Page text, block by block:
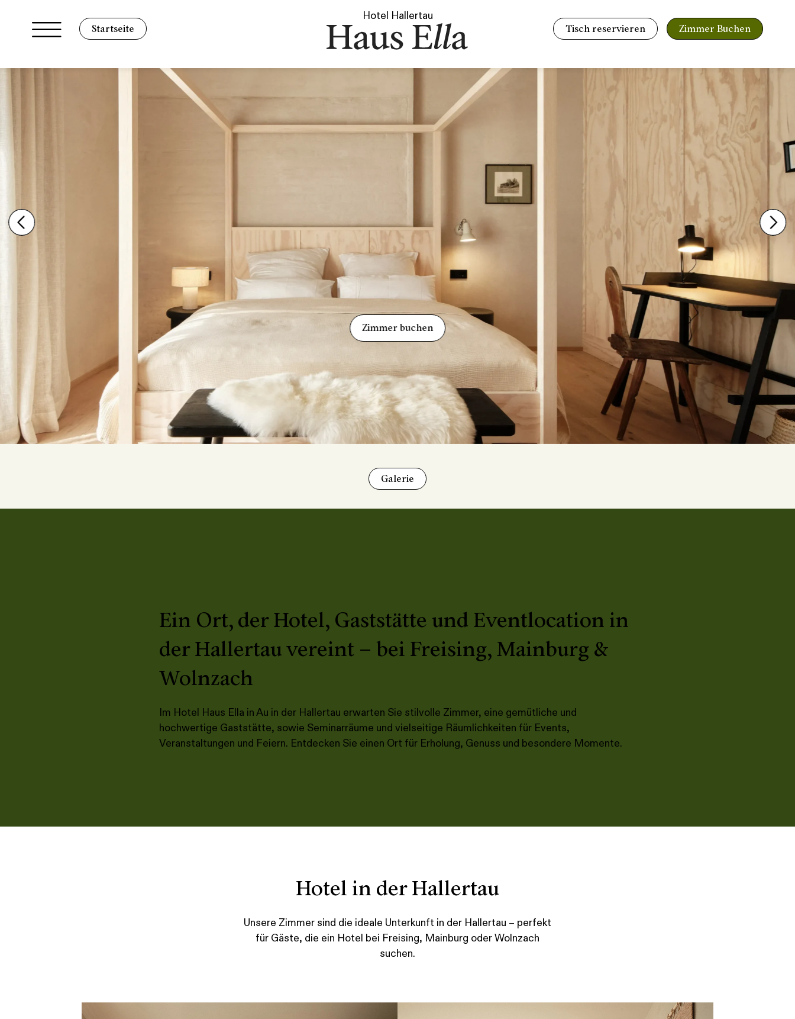
Startseite
Hotel Hallertau
Tisch reservieren Zimmer Buchen
Zimmer buchen
Speisekarte
Galerie
Ein Ort, der Hotel, Gaststätte und Eventlocation in
der Hallertau vereint – bei Freising, Mainburg &
Wolnzach
Im Hotel Haus Ella in Au in der Hallertau erwarten Sie stilvolle Zimmer, eine gemütliche und
hochwertige Gaststätte, sowie Seminarräume und vielseitige Räumlichkeiten für Events,
Veranstaltungen und Feiern. Entdecken Sie einen Ort für Erholung, Genuss und besondere Momente.
Hotel in der Hallertau
Unsere Zimmer sind die ideale Unterkunft in der Hallertau – perfekt
für Gäste, die ein Hotel bei Freising, Mainburg oder Wolnzach
suchen.